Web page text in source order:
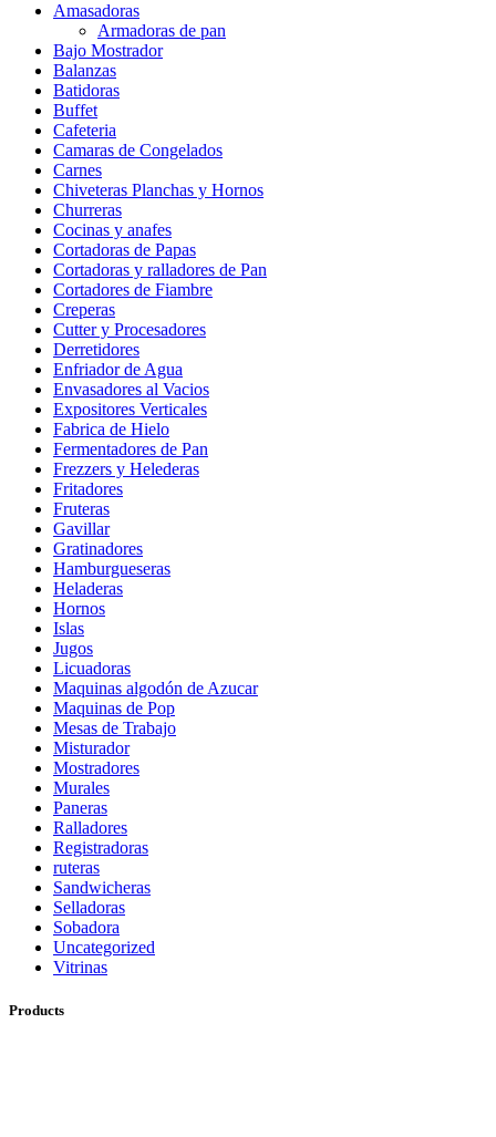
Amasadoras
Armadoras de pan
Bajo Mostrador
Balanzas
Batidoras
Buffet
Cafeteria
Camaras de Congelados
Carnes
Chiveteras Planchas y Hornos
Churreras
Cocinas y anafes
Cortadoras de Papas
Cortadoras y ralladores de Pan
Cortadores de Fiambre
Creperas
Cutter y Procesadores
Derretidores
Enfriador de Agua
Envasadores al Vacios
Expositores Verticales
Fabrica de Hielo
Fermentadores de Pan
Frezzers y Helederas
Fritadores
Fruteras
Gavillar
Gratinadores
Hamburgueseras
Heladeras
Hornos
Islas
Jugos
Licuadoras
Maquinas algodón de Azucar
Maquinas de Pop
Mesas de Trabajo
Misturador
Mostradores
Murales
Paneras
Ralladores
Registradoras
ruteras
Sandwicheras
Selladoras
Sobadora
Uncategorized
Vitrinas
Products